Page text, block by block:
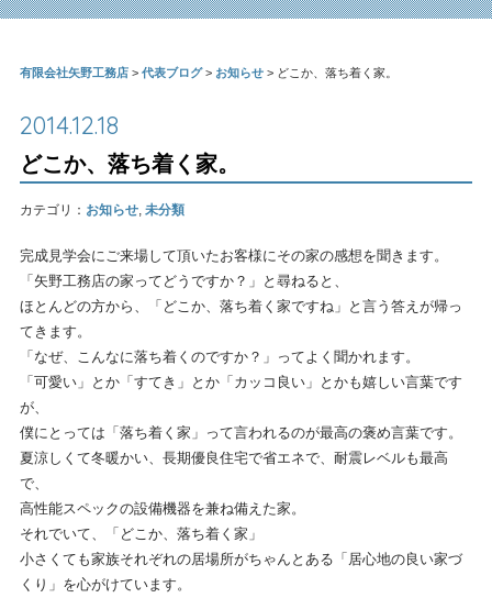
有限会社矢野工務店> 代表ブログ> お知らせ> どこか、落ち着く家。
2014.12.18
どこか、落ち着く家。
カテゴリ： お知らせ, 未分類
完成見学会にご来場して頂いたお客様にその家の感想を聞きます。
「矢野工務店の家ってどうですか？」と尋ねると、
ほとんどの方から、「どこか、落ち着く家ですね」と言う答えが帰っ
てきます。
「なぜ、こんなに落ち着くのですか？」ってよく聞かれます。
「可愛い」とか「すてき」とか「カッコ良い」とかも嬉しい言葉です
が、
僕にとっては「落ち着く家」って言われるのが最高の褒め言葉です。
夏涼しくて冬暖かい、長期優良住宅で省エネで、耐震レベルも最高
で、
高性能スペックの設備機器を兼ね備えた家。
それでいて、「どこか、落ち着く家」
小さくても家族それぞれの居場所がちゃんとある「居心地の良い家づ
くり」を心がけています。